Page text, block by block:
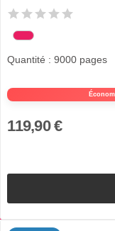
Quantité : 9000 pages
119,90 €